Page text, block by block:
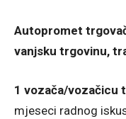
Autopromet
vanjsku trgovinu,
1 vozača/vozačicu
mjeseci radnog